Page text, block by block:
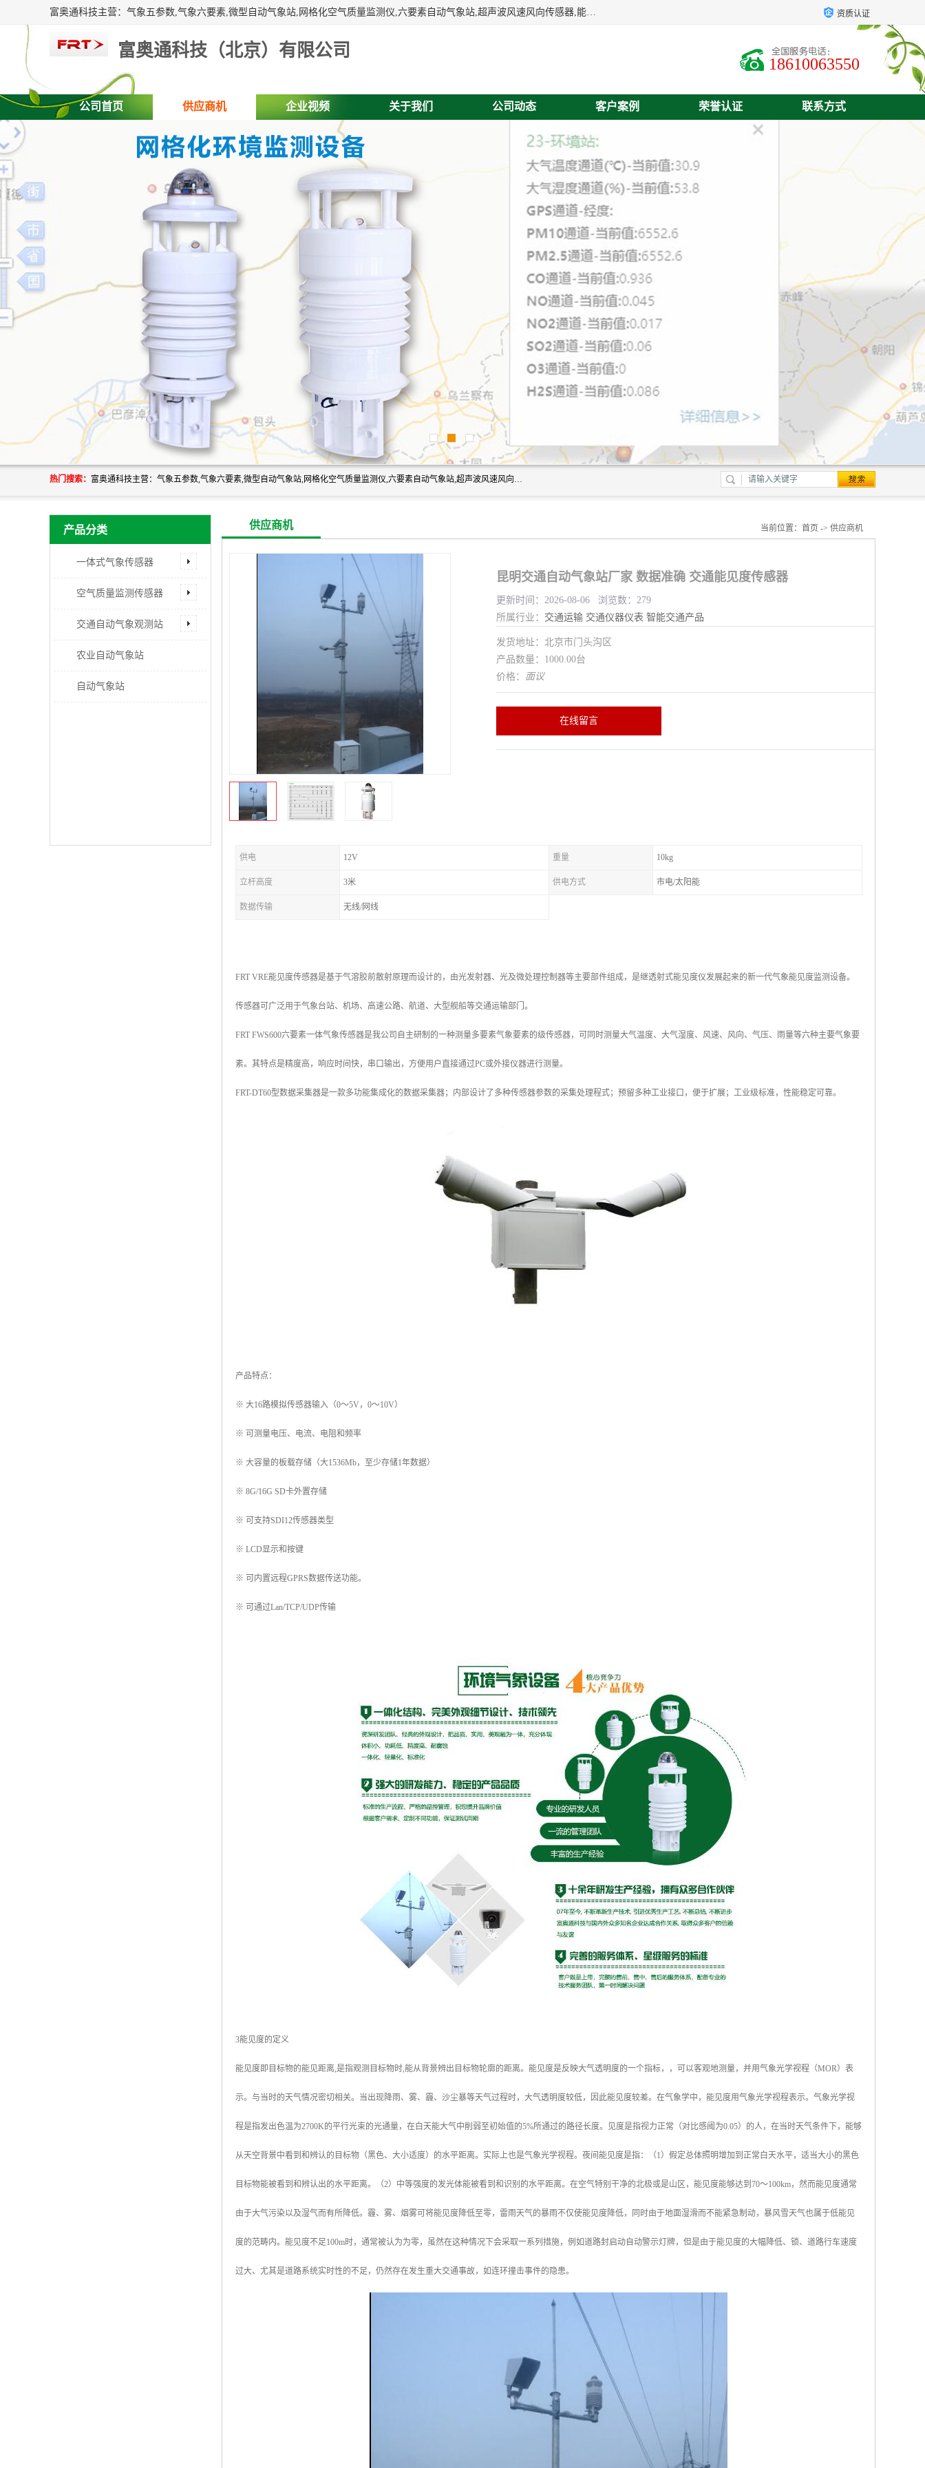
富奥通科技主营：气象五参数,气象六要素,微型自动气象站,网格化空气质量监测仪,六要素自动气象站,超声波风速风向传感器,能见度仪,大气微型站,交通自动气象站,高速路面结冰监测,路面状况传感器等。 资质认证
富奥通科技（北京）有限公司
18610063550
公司首页 供应商机 企业视频 关于我们 公司动态 客户案例 荣誉认证 联系方式
热门搜索： 富奥通科技主营：气象五参数,气象六要素,微型自动气象站,网格化空气质量监测仪,六要素自动气象站,超声波风速风向传感器,能见度仪,大气微型站,交通自动气象站,高速路面结冰监测,路面状况传感器等。
产品分类
一体式气象传感器
空气质量监测传感器
交通自动气象观测站
农业自动气象站
自动气象站
供应商机 当前位置： 首页 -> 供应商机
昆明交通自动气象站厂家 数据准确 交通能见度传感器
更新时间：2026-08-06 浏览数：279
所属行业： 交通运输 交通仪器仪表 智能交通产品
发货地址：北京市门头沟区
产品数量：1000.00台
价格： 面议
在线留言
供电 12V 重量 10kg
立杆高度 3米 供电方式 市电/太阳能
数据传输 无线/网线
FRT VRE能见度传感器是基于气溶胶前散射原理而设计的，由光发射器、光及微处理控制器等主要部件组成，是继透射式能见度仪发展起来的新一代气象能见度监测设备。
传感器可广泛用于气象台站、机场、高速公路、航道、大型舰船等交通运输部门。
FRT FWS600六要素一体气象传感器是我公司自主研制的一种测量多要素气象要素的级传感器，可同时测量大气温度、大气湿度、风速、风向、气压、雨量等六种主要气象要
素。其特点是精度高，响应时间快，串口输出，方便用户直接通过PC或外接仪器进行测量。
FRT-DT60型数据采集器是一款多功能集成化的数据采集器；内部设计了多种传感器参数的采集处理程式；预留多种工业接口，便于扩展；工业级标准，性能稳定可靠。
产品特点：
※ 大16路模拟传感器输入（0～5V，0～10V）
※ 可测量电压、电流、电阻和频率
※ 大容量的板载存储（大1536Mb，至少存储1年数据）
※ 8G/16G SD卡外置存储
※ 可支持SDI12传感器类型
※ LCD显示和按键
※ 可内置远程GPRS数据传送功能。
※ 可通过Lan/TCP/UDP传输
3能见度的定义
能见度即目标物的能见距离,是指观测目标物时,能从背景辨出目标物轮廓的距离。能见度是反映大气透明度的一个指标，，可以客观地测量，并用气象光学视程（MOR）表
示。与当时的天气情况密切相关。当出现降雨、雾、霾、沙尘暴等天气过程时，大气透明度较低，因此能见度较差。在气象学中，能见度用气象光学视程表示。气象光学视
程是指发出色温为2700K的平行光束的光通量，在白天能大气中削弱至初始值的5%所通过的路径长度。见度是指视力正常（对比感阈为0.05）的人，在当时天气条件下，能够
从天空背景中看到和辨认的目标物（黑色、大小适度）的水平距离。实际上也是气象光学视程。夜间能见度是指：（1）假定总体照明增加到正常白天水平，适当大小的黑色
目标物能被看到和辨认出的水平距离。（2）中等强度的发光体能被看到和识别的水平距离。在空气特别干净的北极或是山区，能见度能够达到70～100km，然而能见度通常
由于大气污染以及湿气而有所降低。霾、雾、烟雾可将能见度降低至零，雷雨天气的暴雨不仅使能见度降低，同时由于地面湿滑而不能紧急制动，暴风雪天气也属于低能见
度的范畴内。能见度不足100m时，通常被认为为零，虽然在这种情况下会采取一系列措施，例如道路封启动自动警示灯牌，但是由于能见度的大幅降低、锁、道路行车速度
过大、尤其是道路系统实时性的不足，仍然存在发生重大交通事故，如连环撞击事件的隐患。